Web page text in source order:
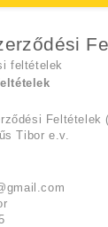
feltételek
Feltételek
Tibor e.v.